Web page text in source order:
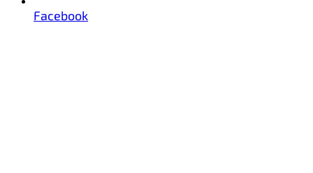
Facebook